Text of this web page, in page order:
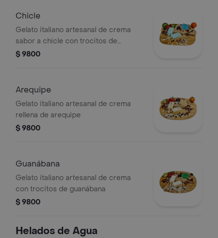
Chicle
Gelato italiano artesanal de crema
sabor a chicle con trocitos de
sabores masticables
$ 9800
Arequipe
Gelato italiano artesanal de crema
rellena de arequipe
$ 9800
Guanábana
Gelato italiano artesanal de crema
con trocitos de guanábana
$ 9800
Helados de Agua